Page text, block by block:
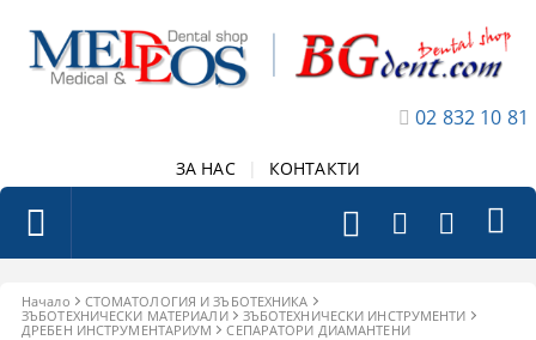
02 832 10 81
ЗА НАС КОНТАКТИ
Начало
СТОМАТОЛОГИЯ И ЗЪБОТЕХНИКА
ЗЪБОТЕХНИЧЕСКИ МАТЕРИАЛИ
ЗЪБОТЕХНИЧЕСКИ ИНСТРУМЕНТИ
ДРЕБЕН ИНСТРУМЕНТАРИУМ
СЕПАРАТОРИ ДИАМАНТЕНИ